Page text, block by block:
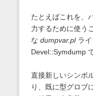
たとえばこれを、
力するために使う
な dumpvar.plライ
Devel::Symdump
直接新しいシンボ
り、既に型グロブ